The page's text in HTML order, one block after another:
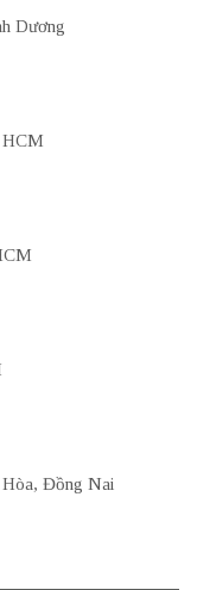
Dương
HCM
Hòa, Đồng Nai